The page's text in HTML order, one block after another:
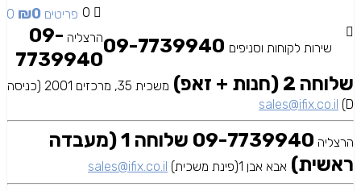
0 0 פריטים ₪0
שירות לקוחות וסניפים
הרצליה 09-
7739940
שלוחה 2 (חנות + זאפ)
משכית 35, מרכזים 2001 (כניסה
D)
sales@ifix.co.il
הרצליה
09-7739940 שלוחה 1 (מעבדה
ראשית) אבא אבן 1(פינת משכית) sales@ifix.co.il